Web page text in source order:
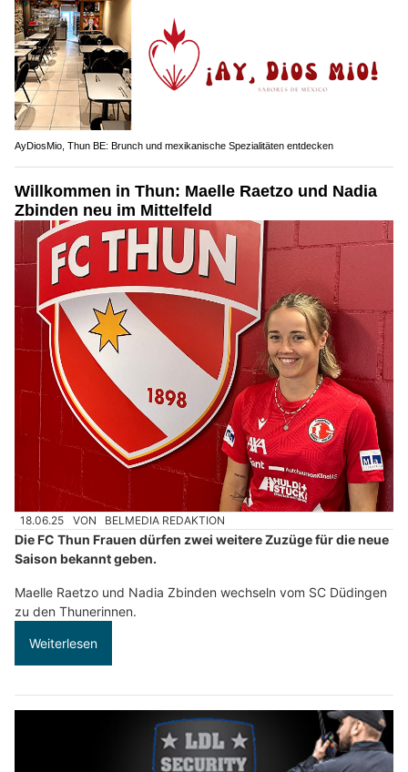
AyDiosMio, Thun BE: Brunch und mexikanische Spezialitäten entdecken
Willkommen in Thun: Maelle Raetzo und Nadia
Zbinden neu im Mittelfeld
18.06.25 VON BELMEDIA REDAKTION
Die FC Thun Frauen dürfen zwei weitere Zuzüge für die neue
Saison bekannt geben.
Maelle Raetzo und Nadia Zbinden wechseln vom SC Düdingen
zu den Thunerinnen.
Weiterlesen